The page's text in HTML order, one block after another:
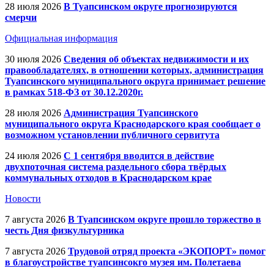
28 июля 2026 В Туапсинском округе прогнозируются
смерчи
Официальная информация
30 июля 2026 Сведения об объектах недвижимости и их
правообладателях, в отношении которых, администрация
Туапсинского муниципального округа принимает решение
в рамках 518-ФЗ от 30.12.2020г.
28 июля 2026 Администрация Туапсинского
муниципального округа Краснодарского края сообщает о
возможном установлении публичного сервитута
24 июля 2026 С 1 сентября вводится в действие
двухпоточная система раздельного сбора твёрдых
коммунальных отходов в Краснодарском крае
Новости
7 августа 2026 В Туапсинском округе прошло торжество в
честь Дня физкультурника
7 августа 2026 Трудовой отряд проекта «ЭКОПОРТ» помог
в благоустройстве туапсинсокго музея им. Полетаева